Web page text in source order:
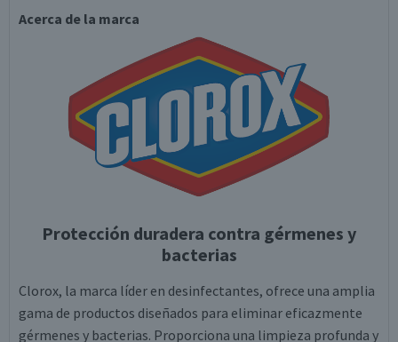
Acerca de la marca
Protección duradera contra gérmenes y
bacterias
Clorox, la marca líder en desinfectantes, ofrece una amplia
gama de productos diseñados para eliminar eficazmente
gérmenes y bacterias. Proporciona una limpieza profunda y